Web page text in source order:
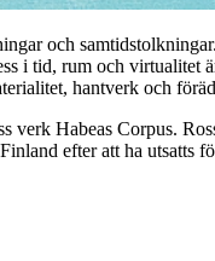
och
i tid, rum och virtualitet
hantverk och
Habeas Corpus.
efter att ha utsatts